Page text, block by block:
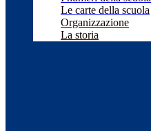
Le carte della scuola
Organizzazione
La storia